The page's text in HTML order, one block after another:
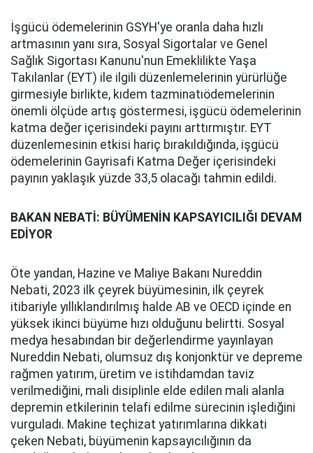
İşgücü ödemelerinin GSYH'ye oranla daha hızlı
artmasının yanı sıra, Sosyal Sigortalar ve Genel
Sağlık Sigortası Kanunu'nun Emeklilikte Yaşa
Takılanlar (EYT) ile ilgili düzenlemelerinin yürürlüğe
girmesiyle birlikte, kıdem tazminatıödemelerinin
önemli ölçüde artış göstermesi, işgücü ödemelerinin
katma değer içerisindeki payını arttırmıştır. EYT
düzenlemesinin etkisi hariç bırakıldığında, işgücü
ödemelerinin Gayrisafi Katma Değer içerisindeki
payının yaklaşık yüzde 33,5 olacağı tahmin edildi.
BAKAN NEBATİ: BÜYÜMENİN KAPSAYICILIĞI DEVAM
EDİYOR
Öte yandan, Hazine ve Maliye Bakanı Nureddin
Nebati, 2023 ilk çeyrek büyümesinin, ilk çeyrek
itibariyle yıllıklandırılmış halde AB ve OECD içinde en
yüksek ikinci büyüme hızı olduğunu belirtti. Sosyal
medya hesabından bir değerlendirme yayınlayan
Nureddin Nebati, olumsuz dış konjonktür ve depreme
rağmen yatırım, üretim ve istihdamdan taviz
verilmediğini, mali disiplinle elde edilen mali alanla
depremin etkilerinin telafi edilme sürecinin işlediğini
vurguladı. Makine teçhizat yatırımlarına dikkati
çeken Nebati, büyümenin kapsayıcılığının da